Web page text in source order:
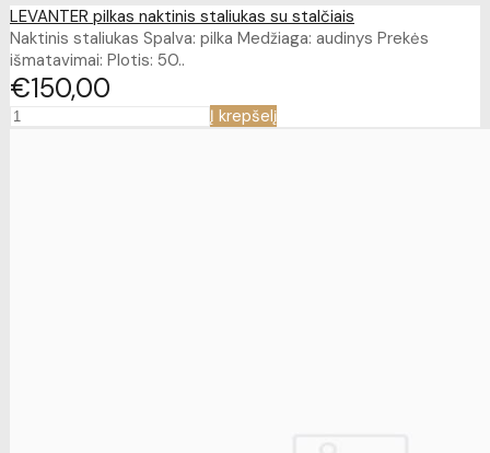
LEVANTER pilkas naktinis staliukas su stalčiais
Naktinis staliukas Spalva: pilka Medžiaga: audinys Prekės
išmatavimai: Plotis: 50..
€15000
Į krepšelį